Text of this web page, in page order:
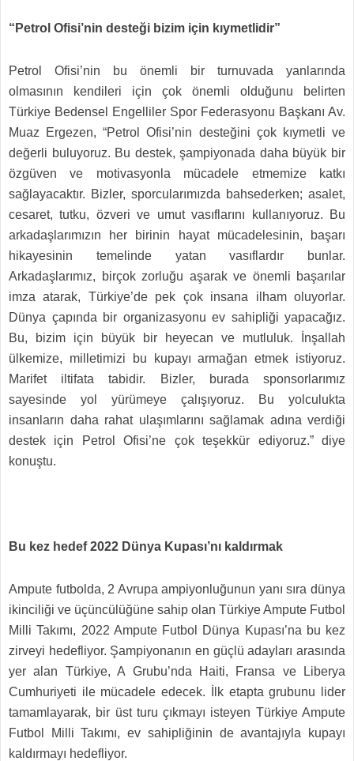
“Petrol Ofisi’nin desteği bizim için kıymetlidir”
Petrol Ofisi’nin bu önemli bir turnuvada yanlarında
olmasının kendileri için çok önemli olduğunu belirten
Türkiye Bedensel Engelliler Spor Federasyonu Başkanı Av.
Muaz Ergezen, “Petrol Ofisi’nin desteğini çok kıymetli ve
değerli buluyoruz. Bu destek, şampiyonada daha büyük bir
özgüven ve motivasyonla mücadele etmemize katkı
sağlayacaktır. Bizler, sporcularımızda bahsederken; asalet,
cesaret, tutku, özveri ve umut vasıflarını kullanıyoruz. Bu
arkadaşlarımızın her birinin hayat mücadelesinin, başarı
hikayesinin temelinde yatan vasıflardır bunlar.
Arkadaşlarımız, birçok zorluğu aşarak ve önemli başarılar
imza atarak, Türkiye’de pek çok insana ilham oluyorlar.
Dünya çapında bir organizasyonu ev sahipliği yapacağız.
Bu, bizim için büyük bir heyecan ve mutluluk. İnşallah
ülkemize, milletimizi bu kupayı armağan etmek istiyoruz.
Marifet iltifata tabidir. Bizler, burada sponsorlarımız
sayesinde yol yürümeye çalışıyoruz. Bu yolculukta
insanların daha rahat ulaşımlarını sağlamak adına verdiği
destek için Petrol Ofisi’ne çok teşekkür ediyoruz.” diye
konuştu.
Bu kez hedef 2022 Dünya Kupası’nı kaldırmak
Ampute futbolda, 2 Avrupa ampiyonluğunun yanı sıra dünya
ikinciliği ve üçüncülüğüne sahip olan Türkiye Ampute Futbol
Milli Takımı, 2022 Ampute Futbol Dünya Kupası’na bu kez
zirveyi hedefliyor. Şampiyonanın en güçlü adayları arasında
yer alan Türkiye, A Grubu’nda Haiti, Fransa ve Liberya
Cumhuriyeti ile mücadele edecek. İlk etapta grubunu lider
tamamlayarak, bir üst turu çıkmayı isteyen Türkiye Ampute
Futbol Milli Takımı, ev sahipliğinin de avantajıyla kupayı
kaldırmayı hedefliyor.